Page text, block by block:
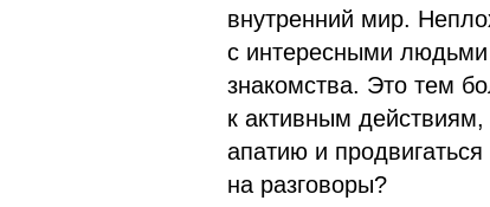
внутренний мир.
с интересными
знакомства. Это тем
к активным
апатию и
на разговоры?